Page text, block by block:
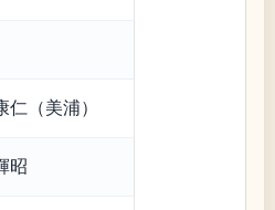
仁（美浦）
昭